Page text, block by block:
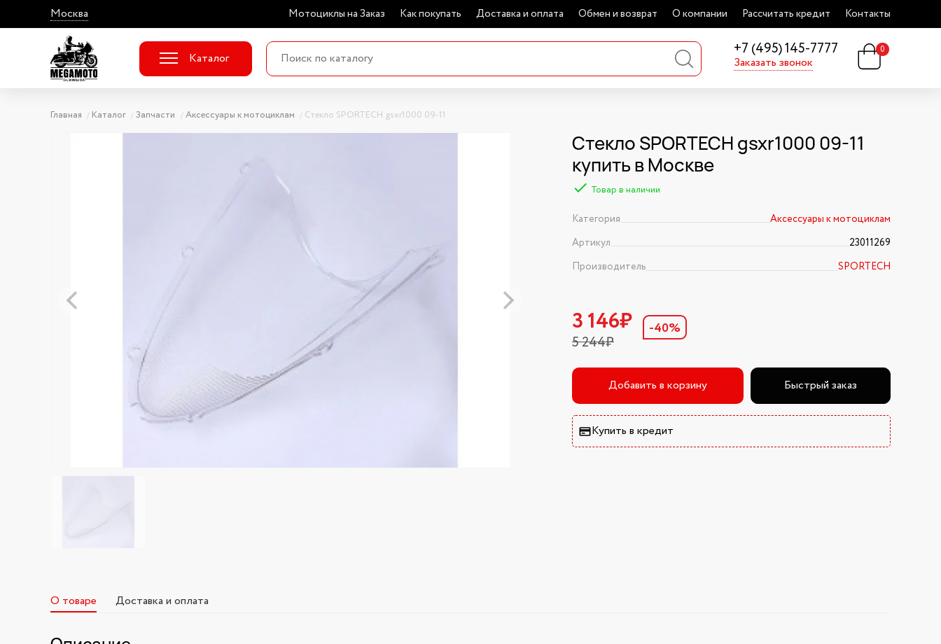
Москва Мотоциклы на Заказ Как покупать Доставка и оплата Обмен и возврат О компании Рассчитать кредит Контакты
+7 (495) 145-7777
Заказать звонок
Каталог
0
Главная Каталог Запчасти Аксессуары к мотоциклам Стекло SPORTECH gsxr1000 09-11
Стекло SPORTECH gsxr1000 09-11
купить в Москве
Товар в наличии
Категория
Аксессуары к мотоциклам
Артикул
23011269
Производитель
SPORTECH
3 146₽
5 244₽
-40%
Добавить в корзину Быстрый заказ
Купить в кредит
О товаре Доставка и оплата